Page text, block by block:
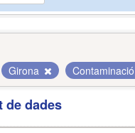
Girona
de dades